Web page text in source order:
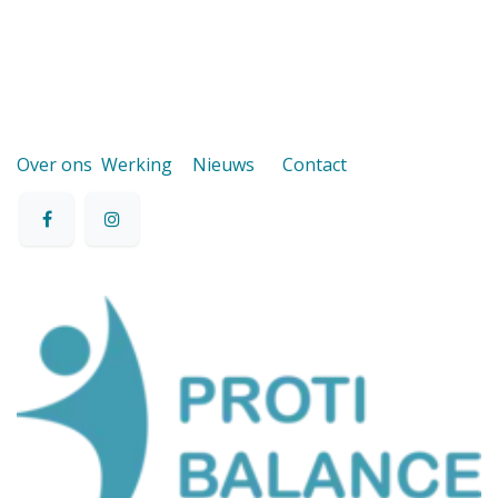
Over ons Werking Nieuws Contact